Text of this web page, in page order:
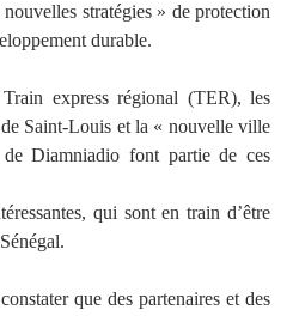
stratégies » de protection
durable.
express régional (TER), les
Saint-Louis et la « nouvelle ville
Diamniadio font partie de ces
qui sont en train d’être
que des partenaires et des